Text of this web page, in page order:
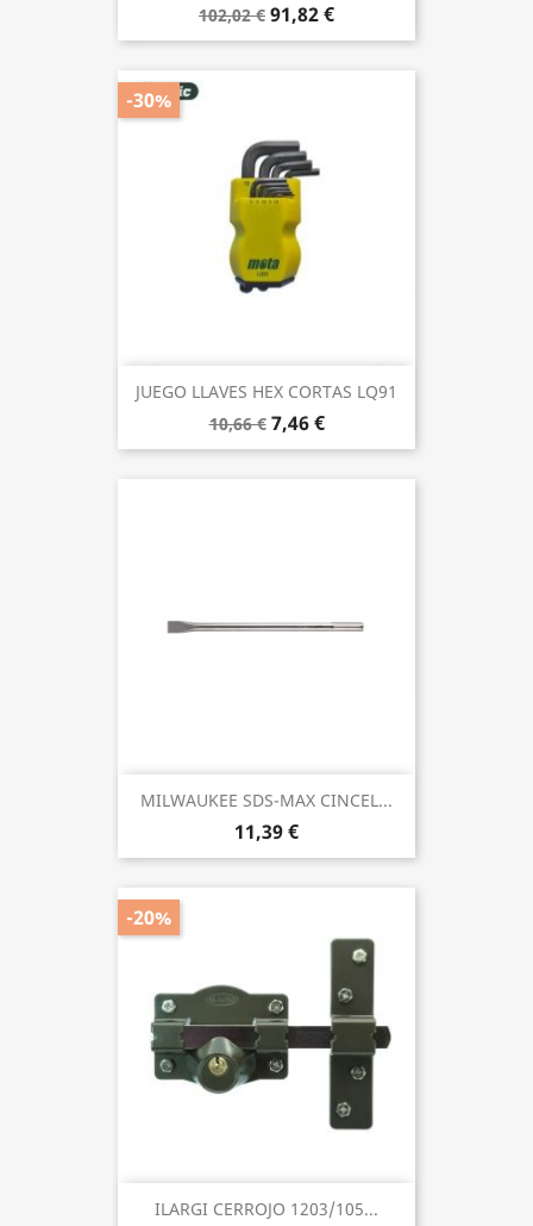
102,02 € 91,82 €
JUEGO LLAVES HEX CORTAS LQ91
10,66 € 7,46 €
-30%
MILWAUKEE SDS-MAX CINCEL...
11,39 €
ILARGI CERROJO 1203/105...
-20%